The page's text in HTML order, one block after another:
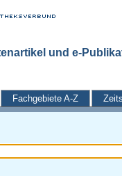
und e-
Fachgebiete A-Z